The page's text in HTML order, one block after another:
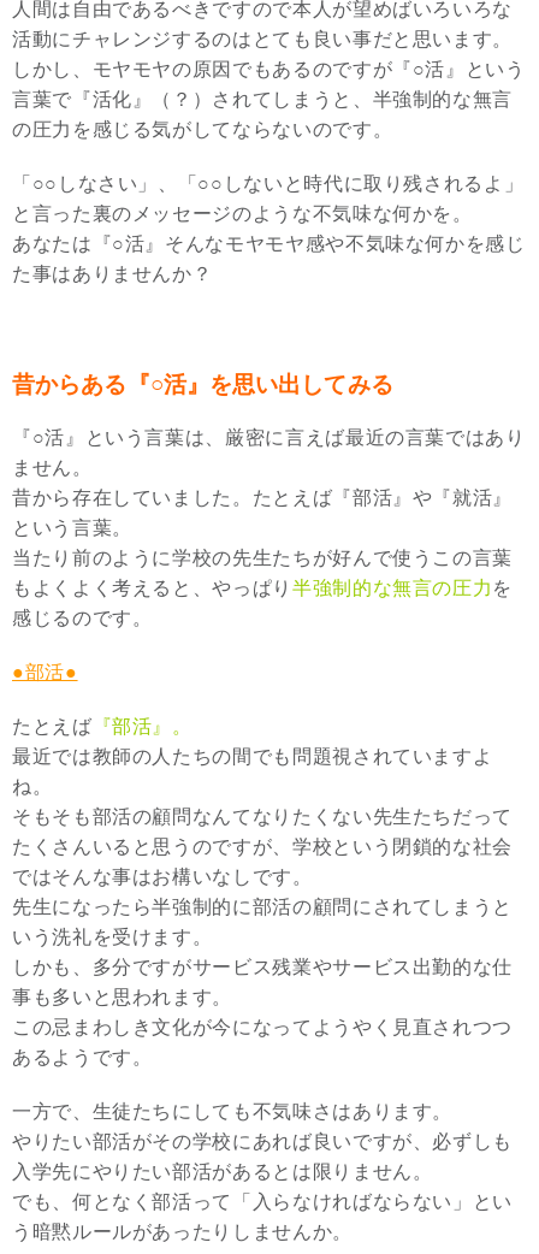
人間は自由であるべきですので本人が望めばいろいろな
活動にチャレンジするのはとても良い事だと思います。
しかし、モヤモヤの原因でもあるのですが『○活』という
言葉で『活化』（？）されてしまうと、半強制的な無言
の圧力を感じる気がしてならないのです。
「○○しなさい」、「○○しないと時代に取り残されるよ」
と言った裏のメッセージのような不気味な何かを。
あなたは『○活』そんなモヤモヤ感や不気味な何かを感じ
た事はありませんか？
昔からある『○活』を思い出してみる
『○活』という言葉は、厳密に言えば最近の言葉ではあり
ません。
昔から存在していました。たとえば『部活』や『就活』
という言葉。
当たり前のように学校の先生たちが好んで使うこの言葉
もよくよく考えると、やっぱり 半強制的な無言の圧力 を
感じるのです。
●部活●
たとえば 『部活』。
最近では教師の人たちの間でも問題視されていますよ
ね。
そもそも部活の顧問なんてなりたくない先生たちだって
たくさんいると思うのですが、学校という閉鎖的な社会
ではそんな事はお構いなしです。
先生になったら半強制的に部活の顧問にされてしまうと
いう洗礼を受けます。
しかも、多分ですがサービス残業やサービス出勤的な仕
事も多いと思われます。
この忌まわしき文化が今になってようやく見直されつつ
あるようです。
一方で、生徒たちにしても不気味さはあります。
やりたい部活がその学校にあれば良いですが、必ずしも
入学先にやりたい部活があるとは限りません。
でも、何となく部活って「入らなければならない」とい
う暗黙ルールがあったりしませんか。